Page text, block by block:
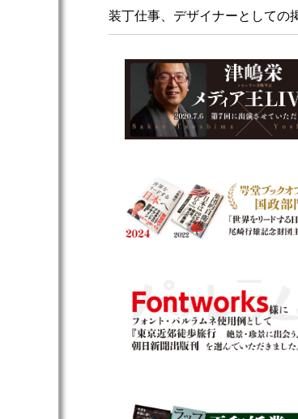
装丁仕事、デザイナーとしての